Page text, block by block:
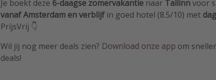
Je boekt deze 6-daagse zomervakantie naar Tallinnvoor
vanaf Amsterdam en verblijf in goed hotel (8.5/10) met
PrijsVrij 👇
Wil jij nog meer deals zien? Download onze app om
deals!